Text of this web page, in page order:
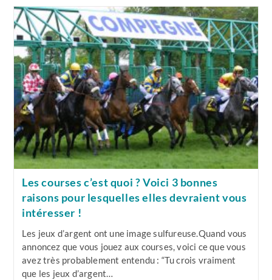
Découvrez
Les
5
Derniers
Jeux
Parmi
Les
13
De
La
Gamme.
Lequel
Peut
Faire
De
Vous
Un
Multi-
Millionnaire,
Et
Lequel
Fuir
Comme
Peste
!
publication :
publication :
Les courses c’est quoi ? Voici 3 bonnes
raisons pour lesquelles elles devraient vous
intéresser !
Les jeux d’argent ont une image sulfureuse.Quand vous
annoncez que vous jouez aux courses, voici ce que vous
avez très probablement entendu : “Tu crois vraiment
que les jeux d’argent…